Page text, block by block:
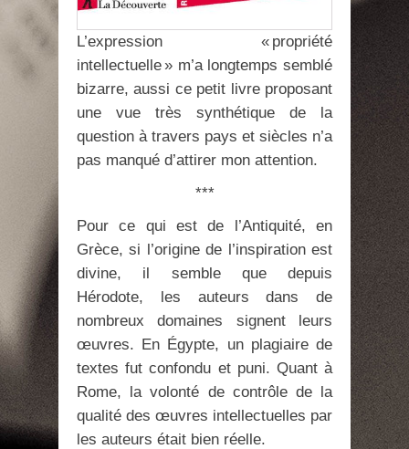
L’expression « propriété
intellectuelle » m’a longtemps semblé
bizarre, aussi ce petit livre proposant
une vue très synthétique de la
question à travers pays et siècles n’a
pas manqué d’attirer mon attention.
***
Pour ce qui est de l’Antiquité, en
Grèce, si l’origine de l’inspiration est
divine, il semble que depuis
Hérodote, les auteurs dans de
nombreux domaines signent leurs
œuvres. En Égypte, un plagiaire de
textes fut confondu et puni. Quant à
Rome, la volonté de contrôle de la
qualité des œuvres intellectuelles par
les auteurs était bien réelle.